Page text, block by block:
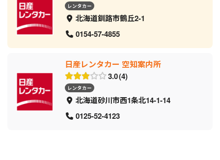
レンタカー
北海道釧路市鶴丘2-1
0154-57-4855
日産レンタカー 空知案内所
3.0 4
レンタカー
北海道砂川市西1条北14-1-14
0125-52-4123